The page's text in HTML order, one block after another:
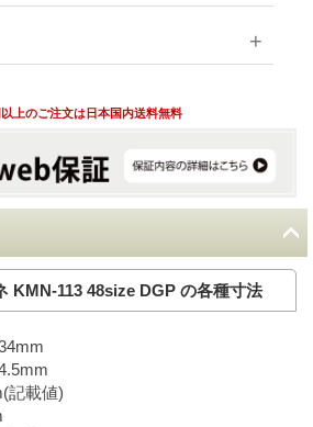
上のご注文は日本国内送料無料
KMN-113 48size DGP の各種寸法
記載値)